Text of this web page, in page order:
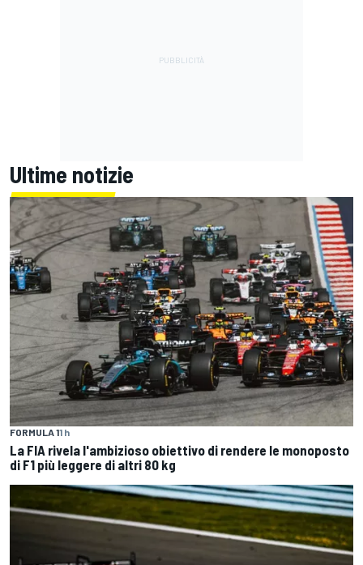
Ultime notizie
FORMULA 11 h
La FIA rivela l'ambizioso obiettivo di rendere le monoposto
di F1 più leggere di altri 80 kg